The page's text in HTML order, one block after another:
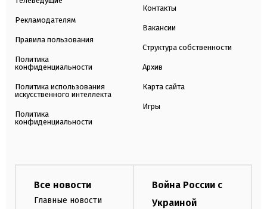
Рекламодателям
Правила пользования
Политика
конфиденциальности
Политика использования
искусственного интеллекта
Политика
конфиденциальности
Контакты
Вакансии
Структура собственности
Архив
Карта сайта
Игры
Все новости
Главные новости
Война России с
Украиной